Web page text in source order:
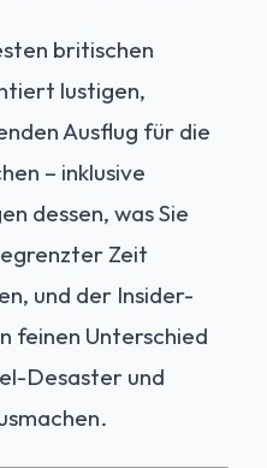
britischen
lustigen,
Ausflug für die
– inklusive
dessen, was Sie
Zeit
und der Insider-
feinen Unterschied
Desaster und